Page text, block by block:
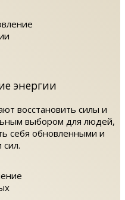
энергии
восстановить силы и
выбором для людей,
себя обновленными и